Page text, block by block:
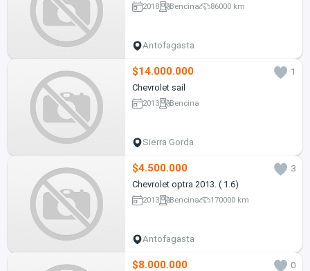
2018 Bencina 86000 km
Antofagasta
$14.000.000
1
Chevrolet sail
2013 Bencina
Sierra Gorda
$4.500.000
3
Chevrolet optra 2013. ( 1.6)
2013 Bencina 170000 km
Antofagasta
$8.000.000
0